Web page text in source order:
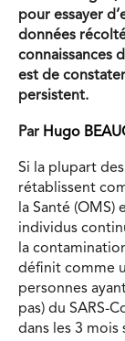
pour essayer
données
connaissances
est de
persistent.
Par Hugo
Si la plupart
rétablissent
la Santé (OMS)
individus
la
définit comme
personnes
pas) du SARS-
dans les 3